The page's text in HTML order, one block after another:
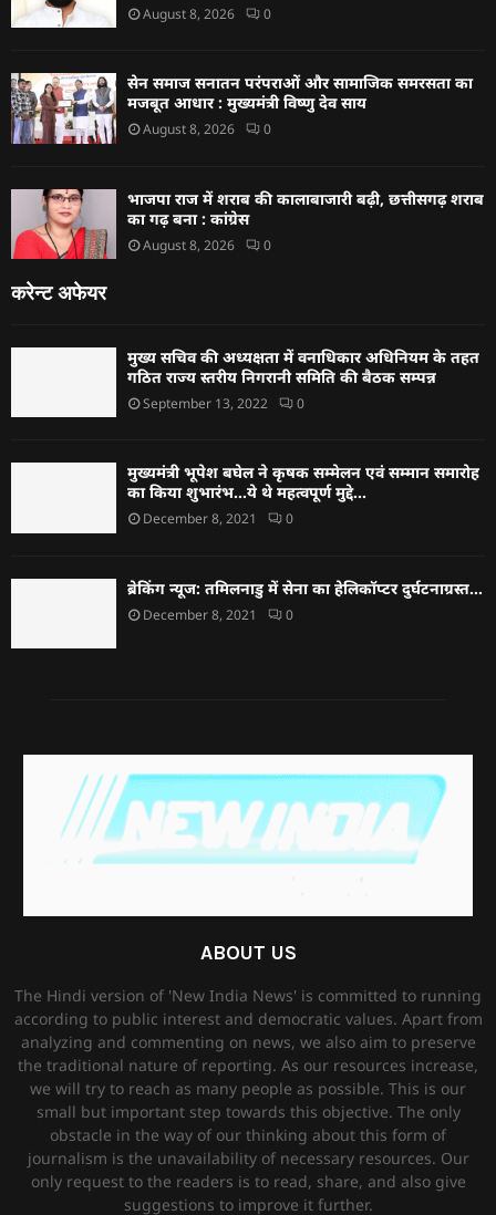
August 8, 2026 0
सेन समाज सनातन परंपराओं और सामाजिक समरसता का
मजबूत आधार : मुख्यमंत्री विष्णु देव साय
August 8, 2026 0
भाजपा राज में शराब की कालाबाजारी बढ़ी, छत्तीसगढ़ शराब
का गढ़ बना : कांग्रेस
August 8, 2026 0
करेन्ट अफेयर
मुख्य सचिव की अध्यक्षता में वनाधिकार अधिनियम के तहत
गठित राज्य स्तरीय निगरानी समिति की बैठक सम्पन्न
September 13, 2022 0
मुख्यमंत्री भूपेश बघेल ने कृषक सम्मेलन एवं सम्मान समारोह
का किया शुभारंभ…ये थे महत्वपूर्ण मुद्दे…
December 8, 2021 0
ब्रेकिंग न्यूज: तमिलनाडु में सेना का हेलिकॉप्टर दुर्घटनाग्रस्त…
December 8, 2021 0
ABOUT US
The Hindi version of 'New India News' is committed to running
according to public interest and democratic values. Apart from
analyzing and commenting on news, we also aim to preserve
the traditional nature of reporting. As our resources increase,
we will try to reach as many people as possible. This is our
small but important step towards this objective. The only
obstacle in the way of our thinking about this form of
journalism is the unavailability of necessary resources. Our
only request to the readers is to read, share, and also give
suggestions to improve it further.